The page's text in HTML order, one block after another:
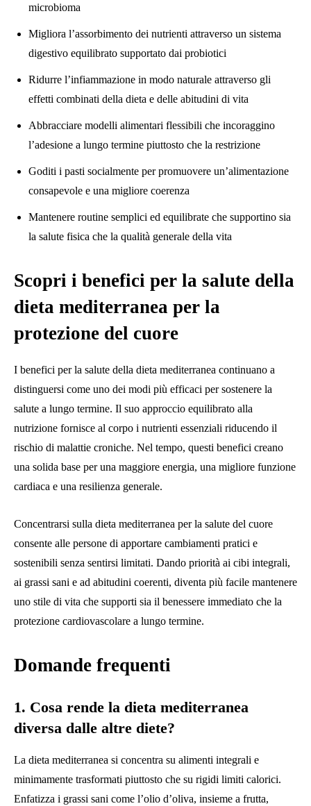
microbioma
Migliora l’assorbimento dei nutrienti attraverso un sistema
digestivo equilibrato supportato dai probiotici
Ridurre l’infiammazione in modo naturale attraverso gli
effetti combinati della dieta e delle abitudini di vita
Abbracciare modelli alimentari flessibili che incoraggino
l’adesione a lungo termine piuttosto che la restrizione
Goditi i pasti socialmente per promuovere un’alimentazione
consapevole e una migliore coerenza
Mantenere routine semplici ed equilibrate che supportino sia
la salute fisica che la qualità generale della vita
Scopri i benefici per la salute della
dieta mediterranea per la
protezione del cuore
I benefici per la salute della dieta mediterranea continuano a
distinguersi come uno dei modi più efficaci per sostenere la
salute a lungo termine. Il suo approccio equilibrato alla
nutrizione fornisce al corpo i nutrienti essenziali riducendo il
rischio di malattie croniche. Nel tempo, questi benefici creano
una solida base per una maggiore energia, una migliore funzione
cardiaca e una resilienza generale.
Concentrarsi sulla dieta mediterranea per la salute del cuore
consente alle persone di apportare cambiamenti pratici e
sostenibili senza sentirsi limitati. Dando priorità ai cibi integrali,
ai grassi sani e ad abitudini coerenti, diventa più facile mantenere
uno stile di vita che supporti sia il benessere immediato che la
protezione cardiovascolare a lungo termine.
Domande frequenti
1. Cosa rende la dieta mediterranea
diversa dalle altre diete?
La dieta mediterranea si concentra su alimenti integrali e
minimamente trasformati piuttosto che su rigidi limiti calorici.
Enfatizza i grassi sani come l’olio d’oliva, insieme a frutta,